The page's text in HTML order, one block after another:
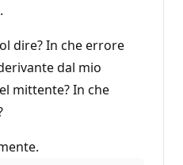
dire? In che errore
dal mio
mittente? In che